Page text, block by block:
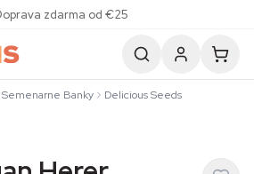
zdarma od €25
Semenarne Banky
Delicious Seeds